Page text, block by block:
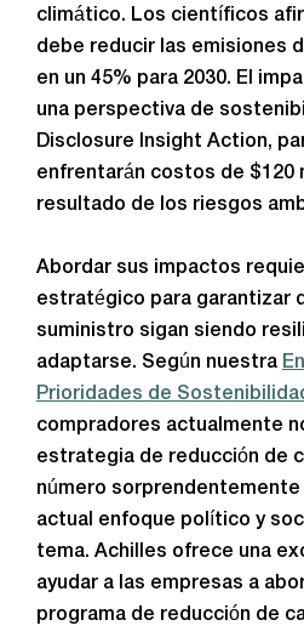
climático. Los científicos
debe reducir las emisiones
en un 45% para 2030. El
una perspectiva de
Disclosure Insight Action,
enfrentarán costos de $120
resultado de los riesgos
Abordar sus impactos
estratégico para garantizar
suministro sigan siendo
adaptarse. Según nuestra
Prioridades de
compradores actualmente
estrategia de reducción de
número sorprendentemente
actual enfoque político y
tema. Achilles ofrece una
ayudar a las empresas a
programa de reducción de